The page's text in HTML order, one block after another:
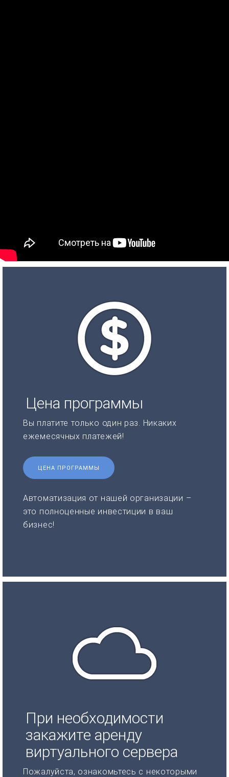
Цена программы
Вы платите только один раз. Никаких
ежемесячных платежей!
ЦЕНА ПРОГРАММЫ
Автоматизация от нашей организации –
это полноценные инвестиции в ваш
бизнес!
При необходимости
закажите аренду
виртуального сервера
Пожалуйста, ознакомьтесь с некоторыми